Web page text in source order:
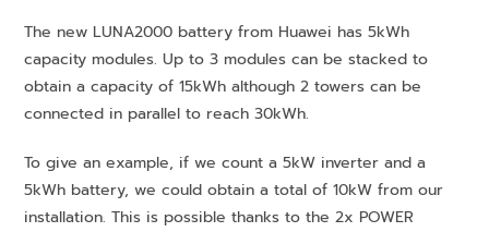
The new LUNA2000 battery from Huawei has 5kWh
capacity modules. Up to 3 modules can be stacked to
obtain a capacity of 15kWh although 2 towers can be
connected in parallel to reach 30kWh.
To give an example, if we count a 5kW inverter and a
5kWh battery, we could obtain a total of 10kW from our
installation. This is possible thanks to the 2x POWER